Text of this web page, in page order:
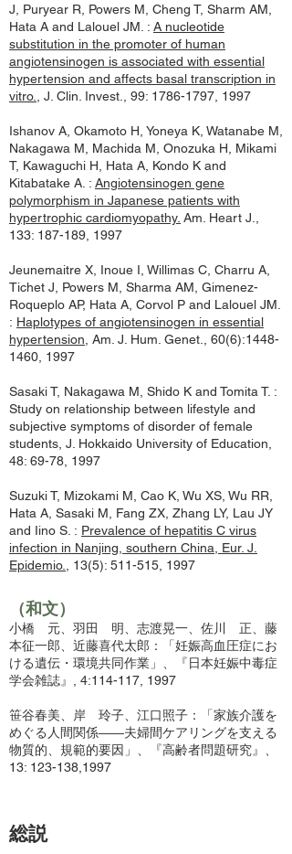
J, Puryear R, Powers M, Cheng T, Sharm AM,
Hata A and Lalouel JM. : A nucleotide
substitution in the promoter of human
angiotensinogen is associated with essential
hypertension and affects basal transcription in
vitro.
, J. Clin. Invest., 99: 1786-1797 , 1997
Ishanov A, Okamoto H, Yoneya K, Watanabe M,
Nakagawa M, Machida M, Onozuka H, Mikami
T, Kawaguchi H, Hata A, Kondo K and
Kitabatake A. : Angiotensinogen gene
polymorphism in Japanese patients with
hypertrophic cardiomyopathy. Am. Heart J.,
133: 187-189, 1997
Jeunemaitre X, Inoue I, Willimas C, Charru A,
Tichet J, Powers M, Sharma AM, Gimenez-
Roqueplo AP, Hata A, Corvol P and Lalouel JM.
: Haplotypes of angiotensinogen in essential
hypertension , Am. J. Hum. Genet., 60(6):1448-
1460 , 1997
Sasaki T, Nakagawa M, Shido K and Tomita T. :
Study on relationship between lifestyle and
subjective symptoms of disorder of female
students, J. Hokkaido University of Education,
48: 69-78, 1997
Suzuki T, Mizokami M, Cao K, Wu XS, Wu RR,
Hata A, Sasaki M, Fang ZX, Zhang LY, Lau JY
and Iino S. : Prevalence of hepatitis C virus
infection in Nanjing, southern China, Eur. J.
Epidemio.
, 13(5): 511-515, 1997
（和文）
小橋 元、羽田 明、志渡晃一、佐川 正、藤
本征一郎、近藤喜代太郎：「妊娠高血圧症にお
ける遺伝・環境共同作業」、『日本妊娠中毒症
学会雑誌』, 4:114-117, 1997
笹谷春美、岸 玲子、江口照子：「家族介護を
めぐる人間関係――夫婦間ケアリングを支える
物質的、規範的要因」、『高齢者問題研究』、
13: 123-138,1997
総説